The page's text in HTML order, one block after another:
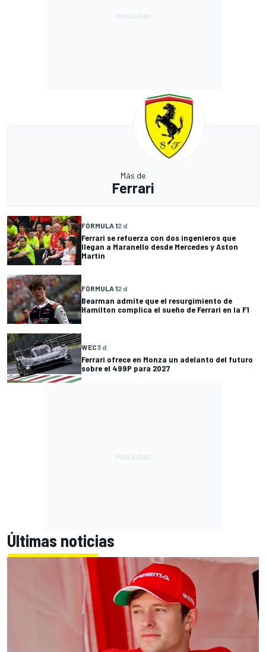
Más de
Ferrari
FÓRMULA 12 d
Ferrari se refuerza con dos ingenieros que
llegan a Maranello desde Mercedes y Aston
Martin
FÓRMULA 12 d
Bearman admite que el resurgimiento de
Hamilton complica el sueño de Ferrari en la F1
WEC3 d
Ferrari ofrece en Monza un adelanto del futuro
sobre el 499P para 2027
Últimas noticias